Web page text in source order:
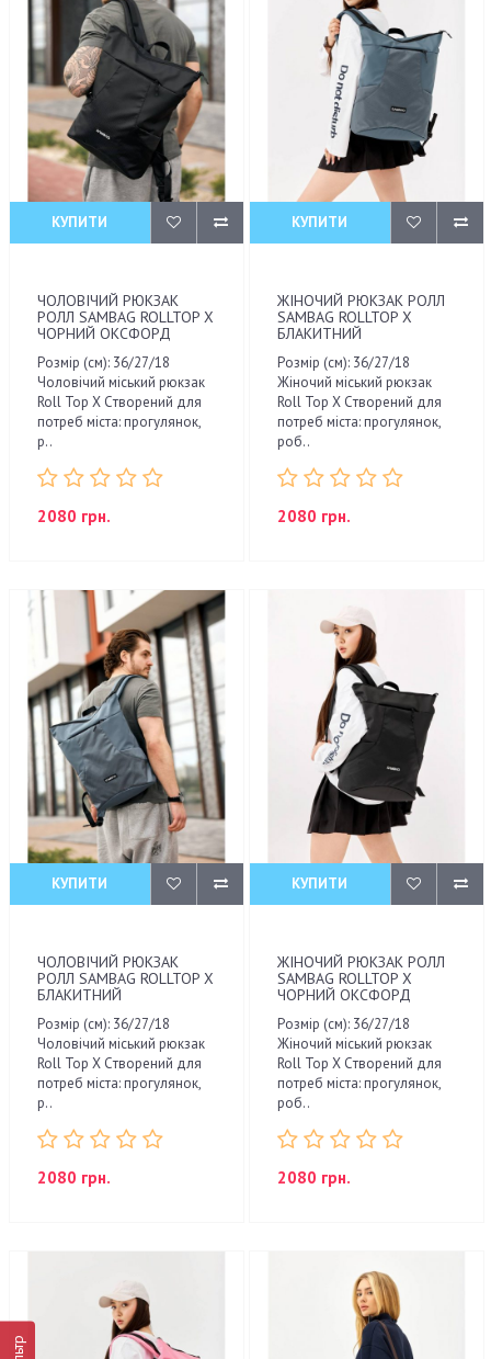
КУПИТИ
ЧОЛОВІЧИЙ РЮКЗАК
РОЛЛ SAMBAG ROLLTOP X
ЧОРНИЙ ОКСФОРД
Розмір (см): 36/27/18
Чоловічий міський рюкзак
Roll Top X Cтворений для
потреб міста: прогулянок,
р..
2080 грн.
КУПИТИ
ЖІНОЧИЙ РЮКЗАК РОЛЛ
SAMBAG ROLLTOP X
БЛАКИТНИЙ
Розмір (см): 36/27/18
Жіночий міський рюкзак
Roll Top X Cтворений для
потреб міста: прогулянок,
роб..
2080 грн.
КУПИТИ
ЧОЛОВІЧИЙ РЮКЗАК
РОЛЛ SAMBAG ROLLTOP X
БЛАКИТНИЙ
Розмір (см): 36/27/18
Чоловічий міський рюкзак
Roll Top X Cтворений для
потреб міста: прогулянок,
р..
2080 грн.
КУПИТИ
ЖІНОЧИЙ РЮКЗАК РОЛЛ
SAMBAG ROLLTOP X
ЧОРНИЙ ОКСФОРД
Розмір (см): 36/27/18
Жіночий міський рюкзак
Roll Top X Cтворений для
потреб міста: прогулянок,
роб..
2080 грн.